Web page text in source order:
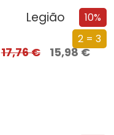
10%
2 = 3
Legião
17,76€ 15,98€